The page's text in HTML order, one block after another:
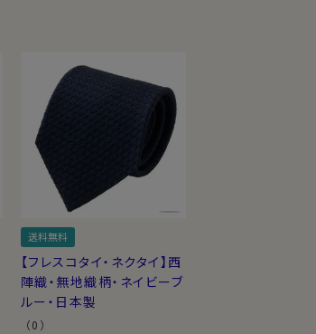
送料無料
【フレスコタイ・ネクタイ】西
陣織・無地織柄・ネイビーブ
ルー・日本製
（0）